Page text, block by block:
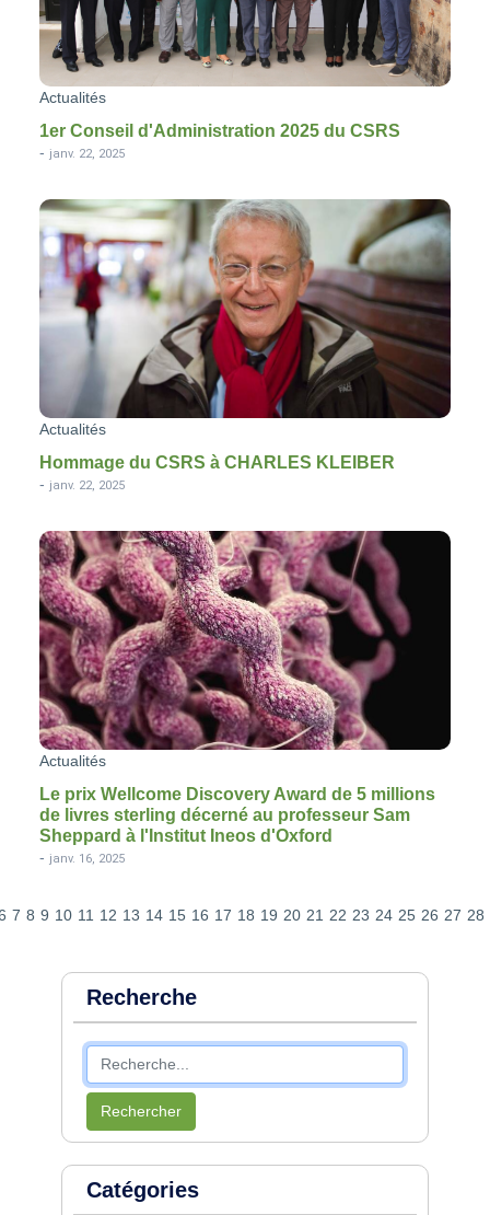
Actualités
1er Conseil d'Administration 2025 du CSRS
- janv. 22, 2025
Actualités
Hommage du CSRS à CHARLES KLEIBER
- janv. 22, 2025
Actualités
Le prix Wellcome Discovery Award de 5 millions
de livres sterling décerné au professeur Sam
Sheppard à l'Institut Ineos d'Oxford
- janv. 16, 2025
7 8 9 10 11 12 13 14 15 16 17 18 19 20 21 22 23 24 25 26 27 28
Recherche
Rechercher
Catégories